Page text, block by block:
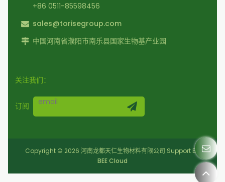
+86 0511-85598456
sales@torisegroup.com
中国河南省濮阳市南乐县国家生物基产业园
关注我们：
订阅
Copyright © 2026 河南龙都天仁生物材料有限公司 Support By
BEE Cloud